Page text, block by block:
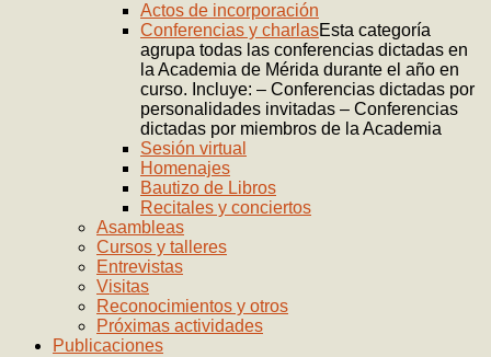
Actos de incorporación
Conferencias y charlasEsta categoría
agrupa todas las conferencias dictadas en
la Academia de Mérida durante el año en
curso. Incluye: – Conferencias dictadas por
personalidades invitadas – Conferencias
dictadas por miembros de la Academia
Sesión virtual
Homenajes
Bautizo de Libros
Recitales y conciertos
Asambleas
Cursos y talleres
Entrevistas
Visitas
Reconocimientos y otros
Próximas actividades
Publicaciones